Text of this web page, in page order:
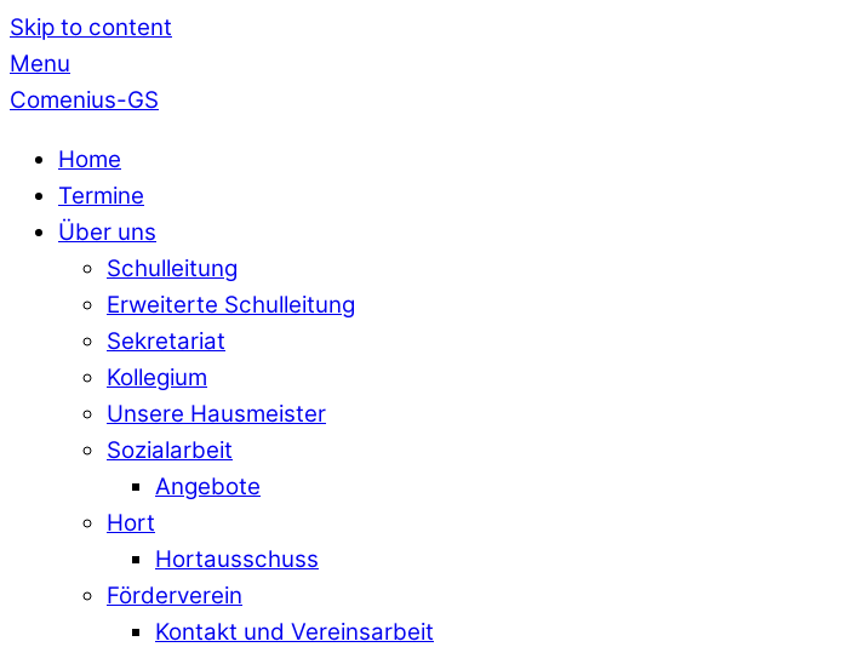
Skip to content
Menu
Comenius-GS
Home
Termine
Über uns
Schulleitung
Erweiterte Schulleitung
Sekretariat
Kollegium
Unsere Hausmeister
Sozialarbeit
Angebote
Hort
Hortausschuss
Förderverein
Kontakt und Vereinsarbeit